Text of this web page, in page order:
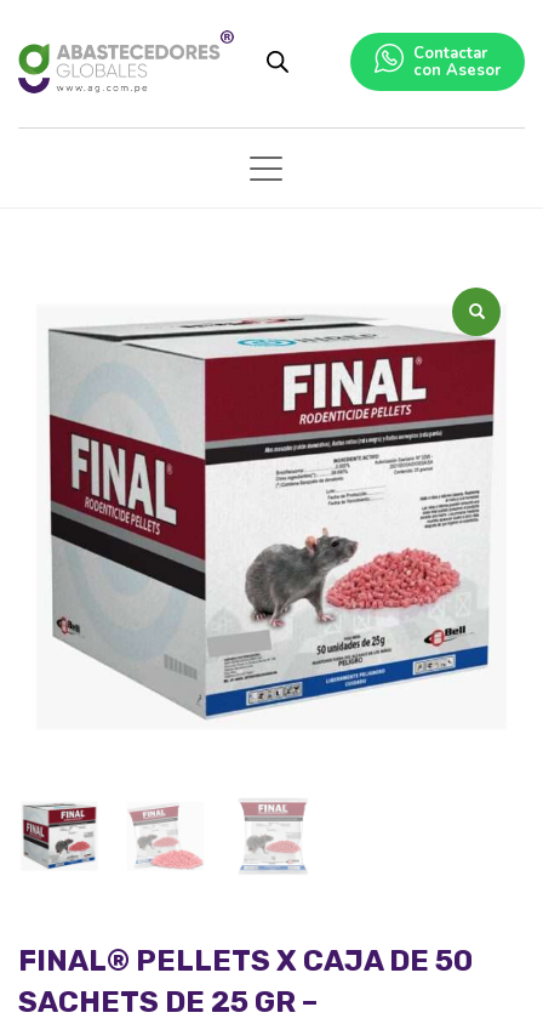
Contactar
con Asesor
FINAL® PELLETS X CAJA DE 50
SACHETS DE 25 GR –